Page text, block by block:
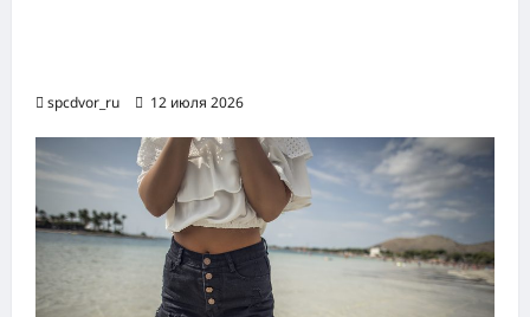
spcdvor_ru 12 июля 2026